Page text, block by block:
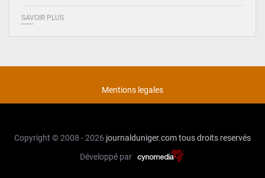
SAVOIR PLUS
Mentions legales
Copyright © 2008 - 2026 journalduniger.comtous droits reservés
Développé par